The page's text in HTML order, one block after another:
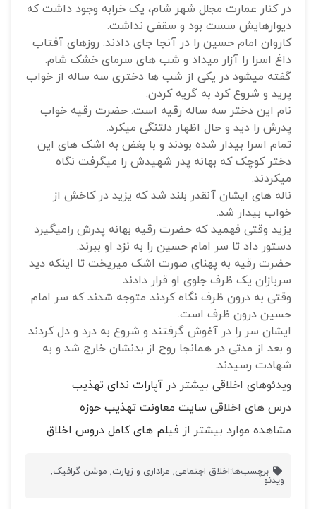
در کنار عمارت مجلل شهر شام، یک خرابه وجود داشت که
دیوارهایش سست بود و سقفی نداشت.
کاروان امام حسین را در آنجا جای دادند. روزهای آفتاب
داغ اسرا را آزار میداد و شب های سرمای خشک شام.
گفته میشود در یکی از شب ها دختری سه ساله از خواب
پرید و شروع کرد به گریه کردن.
نام این دختر سه ساله رقیه است. حضرت رقیه خواب
پدرش را دید و حال اظهار دلتنگی میکرد.
تمام اسرا بیدار شده بودند و با بغض به اشک های این
دختر کوچک که بهانه پدر شهیدش را میگرفت نگاه
میکردند.
ناله های ایشان آنقدر بلند شد که یزید در کاخش از
خواب بیدار شد.
یزید وقتی فهمید که حضرت رقیه بهانه پدرش رامیگیرد
دستور داد تا سر امام حسین را به نزد او ببرند.
حضرت رقیه به پهنای صورت اشک میریخت تا اینکه دید
سربازان یک ظرف جلوی او قرار دادند
وقتی به درون ظرف نگاه کردند متوجه شدند که سر امام
حسین درون ظرف است.
ایشان سر را در آغوش گرفتند و شروع به درد و دل کردند
و بعد از مدتی در همانجا روح از بدنشان خارج شد و به
شهادت رسیدند.
ویدئوهای اخلاقی بیشتر در آپارات ندای تهذیب
درس های اخلاقی سایت معاونت تهذیب حوزه
مشاهده موارد بیشتر از فیلم های کامل دروس اخلاق
برچسب‌ها:اخلاق اجتماعی, عزاداری و زیارت, موشن گرافیک,
ویدئو